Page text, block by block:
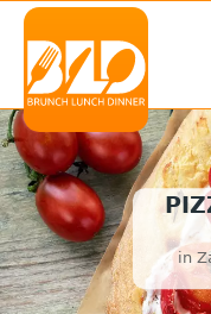
in